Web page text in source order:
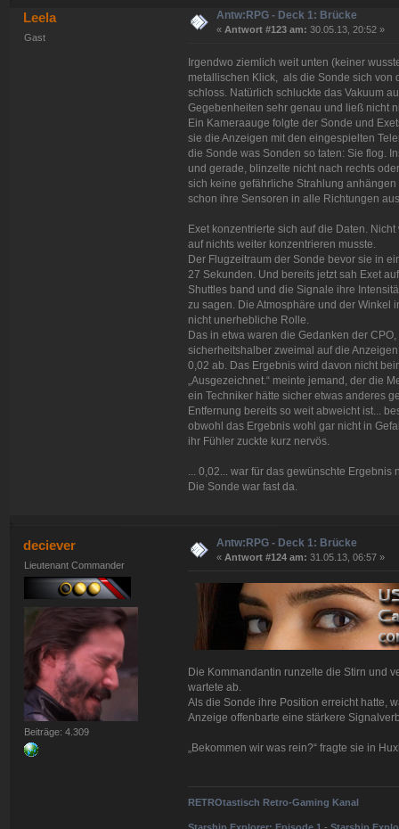
Leela
Gast
Antw:RPG - Deck 1: Brücke
« Antwort #123 am: 30.05.13, 20:52 »
Irgendwo ziemlich weit unten (keiner
metallischen Klick, als die Sonde sich von
schloss. Natürlich schluckte das Vakuum
Gegebenheiten sehr genau und ließ nicht
Ein Kameraauge folgte der Sonde und
sie die Anzeigen mit den eingespielten
die Sonde was Sonden so taten: Sie flog.
und gerade, blinzelte nicht nach rechts
sich keine gefährliche Strahlung
schon ihre Sensoren in alle Richtungen
Exet konzentrierte sich auf die Daten.
auf nichts weiter konzentrieren musste.
Der Flugzeitraum der Sonde bevor sie in
27 Sekunden. Und bereits jetzt sah Exet
Shuttles band und die Signale ihre
zu sagen. Die Atmosphäre und der Winkel
nicht unerhebliche Rolle.
Das in etwa waren die Gedanken der
sicherheitshalber zweimal auf die
0,02 ab. Das Ergebnis wird davon nicht
„Ausgezeichnet.“ meinte jemand, der die
ein Techniker hätte sicher etwas anderes
Entfernung bereits so weit abweicht ist...
obwohl das Ergebnis wohl gar nicht in
ihr Fühler zuckte kurz nervös.
... 0,02... war für das gewünschte
Die Sonde war fast da.
deciever
Lieutenant Commander
Beiträge: 4.309
Antw:RPG - Deck 1: Brücke
« Antwort #124 am: 31.05.13, 06:57 »
Die Kommandantin runzelte die Stirn und
wartete ab.
Als die Sonde ihre Position erreicht hatte,
Anzeige offenbarte eine stärkere
„Bekommen wir was rein?“ fragte sie in
RETROtastisch Retro-Gaming Kanal